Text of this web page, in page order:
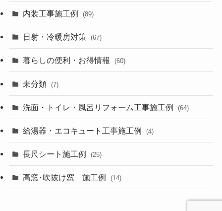
内装工事施工例 (89)
日射・冷暖房対策 (67)
暮らしの便利・お得情報 (60)
未分類 (7)
洗面・トイレ・風呂リフォーム工事施工例 (64)
給湯器・エコキュート工事施工例 (4)
長尺シート施工例 (25)
高窓･吹抜け窓 施工例 (14)